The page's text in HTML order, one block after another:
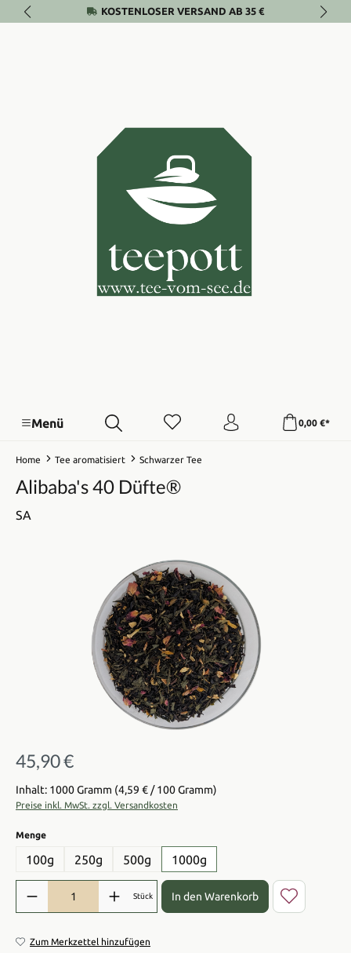
Zum Hauptinhalt springenKOSTENLOSER VERSAND AB 35 €
Menü 0,00 €*
Home Tee aromatisiert Schwarzer Tee
Alibaba's 40 Düfte®
SA
Bildergalerie überspringen
Regulärer Preis:
45,90 €
Inhalt: 1000 Gramm (4,59 € / 100 Gramm)
Preise inkl. MwSt. zzgl. Versandkosten
Mengeauswählen
100g 250g 500g 1000g
Produkt Anzahl: Gib den gewünschten Wert ein oder benutze die
Stück In den Warenkorb
Zum Merkzettel hinzufügen